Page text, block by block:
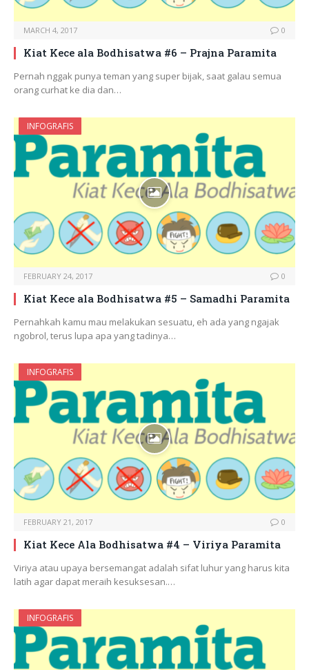
MARCH 4, 2017 0
Kiat Kece ala Bodhisatwa #6 – Prajna Paramita
Pernah nggak punya teman yang super bijak, saat galau semua
orang curhat ke dia dan…
INFOGRAFIS
FEBRUARY 24, 2017 0
Kiat Kece ala Bodhisatwa #5 – Samadhi Paramita
Pernahkah kamu mau melakukan sesuatu, eh ada yang ngajak
ngobrol, terus lupa apa yang tadinya…
INFOGRAFIS
FEBRUARY 21, 2017 0
Kiat Kece Ala Bodhisatwa #4 – Viriya Paramita
Viriya atau upaya bersemangat adalah sifat luhur yang harus kita
latih agar dapat meraih kesuksesan.…
INFOGRAFIS